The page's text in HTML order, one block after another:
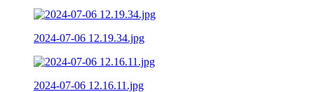
2024-07-06 12.19.34.jpg
2024-07-06 12.16.11.jpg